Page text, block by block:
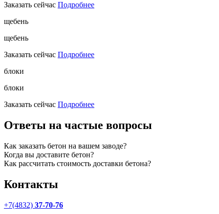
Заказать сейчас Подробнее
щебень
щебень
Заказать сейчас Подробнее
блоки
блоки
Заказать сейчас Подробнее
Ответы на частые вопросы
Как заказать бетон на вашем заводе?
Когда вы доставите бетон?
Как рассчитать стоимость доставки бетона?
Контакты
+7(4832) 37-70-76